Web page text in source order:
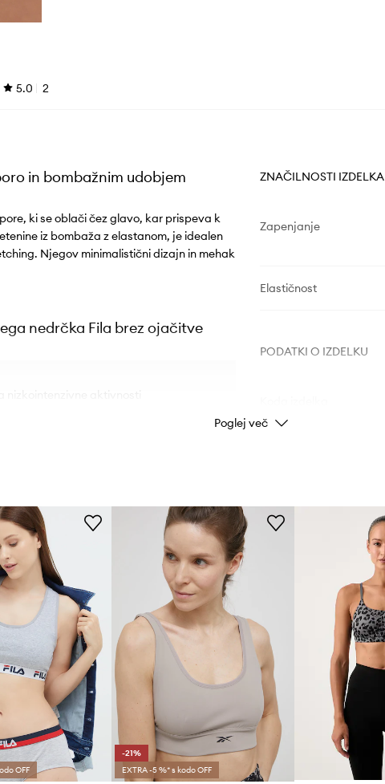
5.0 2
in bombažnim udobjem
ki se oblači čez glavo, kar prispeva k
iz bombaža z elastanom, je idealen
Njegov minimalistični dizajn in mehak
nedrčka Fila brez ojačitve
enostavno oblačenje in slačenje
in svobodi gibanja rok
z drugimi kosi oblačil
ZNAČILNOSTI IZDELKA
Zapenjanje
Elastičnost
PODATKI O IZDELKU
Znamka
Poglej več
OFF
-21%
EXTRA -5 %* s kodo OFF